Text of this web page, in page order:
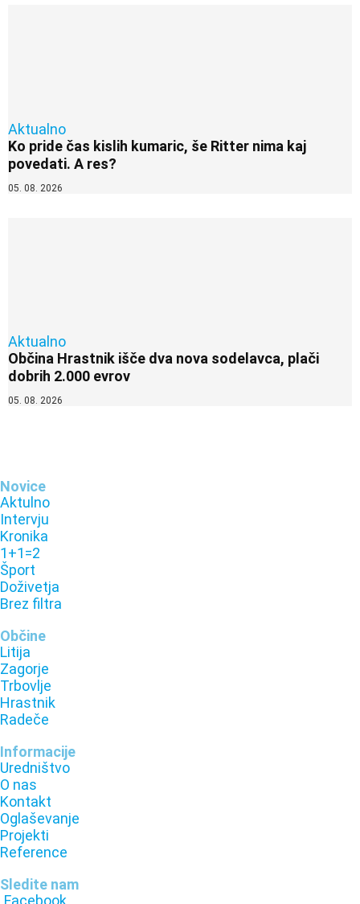
Aktualno
Ko pride čas kislih kumaric, še Ritter nima kaj
povedati. A res?
05. 08. 2026
Aktualno
Občina Hrastnik išče dva nova sodelavca, plači
dobrih 2.000 evrov
05. 08. 2026
Novice
Aktulno
Intervju
Kronika
1+1=2
Šport
Doživetja
Brez filtra
Občine
Litija
Zagorje
Trbovlje
Hrastnik
Radeče
Informacije
Uredništvo
O nas
Kontakt
Oglaševanje
Projekti
Reference
Sledite nam
Facebook